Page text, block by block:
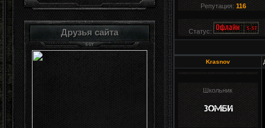
Друзья сайта
Репутация:116
Статус:
Krasnov
Школьник